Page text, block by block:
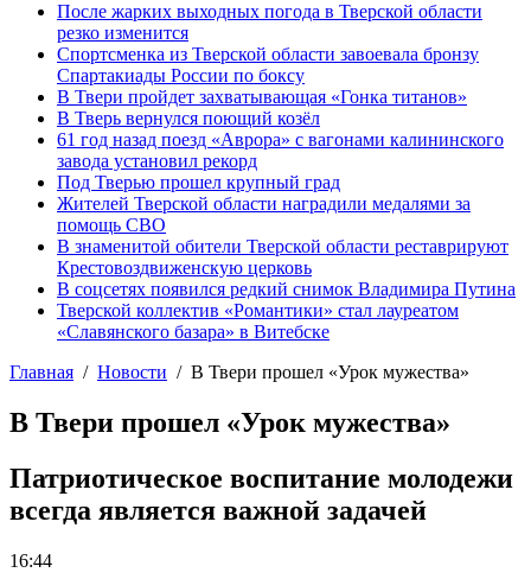
После жарких выходных погода в Тверской области
резко изменится
Спортсменка из Тверской области завоевала бронзу
Спартакиады России по боксу
В Твери пройдет захватывающая «Гонка титанов»
В Тверь вернулся поющий козёл
61 год назад поезд «Аврора» с вагонами калининского
завода установил рекорд
Под Тверью прошел крупный град
Жителей Тверской области наградили медалями за
помощь СВО
В знаменитой обители Тверской области реставрируют
Крестовоздвиженскую церковь
В соцсетях появился редкий снимок Владимира Путина
Тверской коллектив «Романтики» стал лауреатом
«Славянского базара» в Витебске
Главная
Новости В Твери прошел «Урок мужества»
В Твери прошел «Урок мужества»
Патриотическое воспитание молодежи
всегда является важной задачей
16:44